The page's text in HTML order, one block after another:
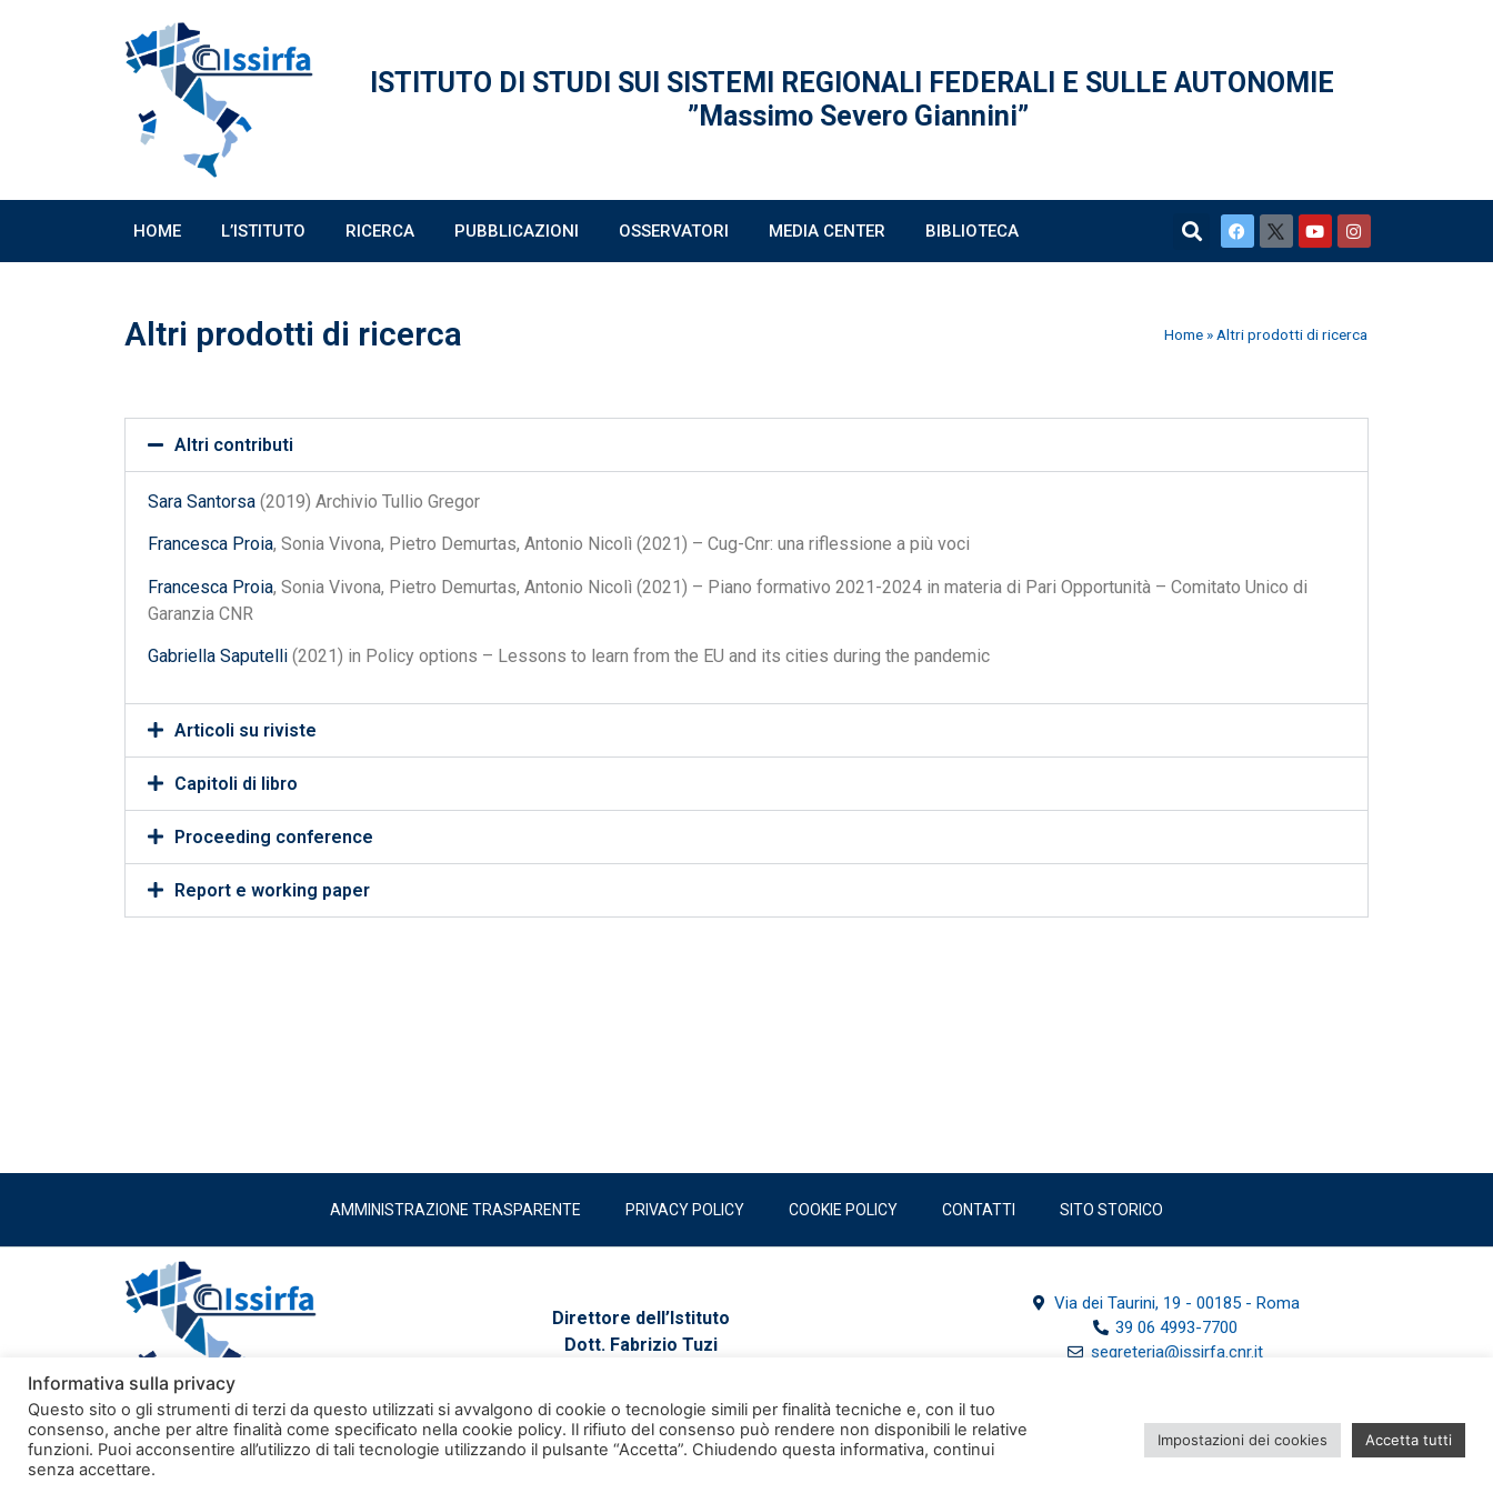
ISTITUTO DI STUDI SUI SISTEMI REGIONALI FEDERALI
E SULLE AUTONOMIE
”Massimo Severo Giannini”
HOME L’ISTITUTO RICERCA PUBBLICAZIONI OSSERVATORI MEDIA CENTER BIBLIOTECA
Altri prodotti di ricerca Home » Altri prodotti di ricerca
Altri contributi
Sara Santorsa (2019) Archivio Tullio Gregor
Francesca Proia, Sonia Vivona, Pietro Demurtas, Antonio Nicolì (2021) – Cug-Cnr: una riflessione a più voci
Francesca Proia, Sonia Vivona, Pietro Demurtas, Antonio Nicolì (2021) – Piano formativo 2021-2024 in materia di Pari Opportunità – Comitato Unico di
Garanzia CNR
Gabriella Saputelli (2021) in Policy options – Lessons to learn from the EU and its cities during the pandemic
Articoli su riviste
Capitoli di libro
Proceeding conference
Report e working paper
AMMINISTRAZIONE TRASPARENTE PRIVACY POLICY COOKIE POLICY CONTATTI SITO STORICO
Direttore dell’Istituto
Dott. Fabrizio Tuzi
Via dei Taurini, 19 - 00185 - Roma
39 06 4993-7700
segreteria@issirfa.cnr.it
Copyright © 2024. Tutti i diritti sono riservati Sito web realizzato da NtsMedia
Informativa sulla privacy
Questo sito o gli strumenti di terzi da questo utilizzati si avvalgono di cookie o tecnologie simili per finalità tecniche e, con il tuo
consenso, anche per altre finalità come specificato nella cookie policy. Il rifiuto del consenso può rendere non disponibili le relative
funzioni. Puoi acconsentire all’utilizzo di tali tecnologie utilizzando il pulsante “Accetta”. Chiudendo questa informativa, continui
senza accettare.
Impostazioni dei cookies Accetta tutti